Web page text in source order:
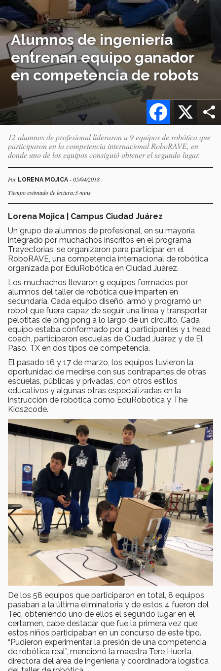
Alumnos de ingeniería
entrenan equipo ganador
en competencia de robots
X
Facebook
12 alumnos de profesional lideraron a 9 equipos de robótica que
participaron en la competencia internacional RoboRAVE, en
donde uno de los equipos consiguió obtener el segundo lugar.
Por LORENA MOJICA - 05/04/2018
Tiempo estimado de lectura:3 mins
Lorena Mojica | Campus Ciudad Juárez
Un grupo de alumnos de profesional, en su mayoría
integrado por muchachos inscritos en el programa
Trayectorias, se organizaron para participar en el
RoboRAVE, una competencia internacional de robótica
organizada por EduRobótica en Ciudad Juárez.
Los muchachos llevaron 9 equipos formados por
alumnos del taller de robótica que imparten en
secundaria. Cada equipo diseñó, armó y programó un
robot que fuera capaz de seguir una línea y transportar
pelotitas de ping pong a lo largo de un circuito. Cada
equipo estaba conformado por 4 participantes y 1 head
coach, participaron escuelas de Ciudad Juárez y de El
Paso, TX en dos tipos de competencia.
El pasado 16 y 17 de marzo, los equipos tuvieron la
oportunidad de medirse con sus contrapartes de otras
escuelas, públicas y privadas, con otros estilos
educativos y algunas otras especializadas en la
instrucción de robótica como EduRobótica y The
Kids2code.
De los 58 equipos que participaron en total, 8 equipos
pasaban a la última eliminatoria y de estos 4 fueron del
Tec, obteniendo uno de ellos el segundo lugar en el
certamen, cabe destacar que fue la primera vez que
estos niños participaban en un concurso de este tipo.
“Pudieron experimentar la presión de una competencia
de robótica real”, mencionó la maestra Tere Huerta,
directora del área de ingeniería y coordinadora logística